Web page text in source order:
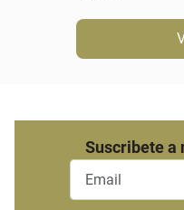
Suscribete a